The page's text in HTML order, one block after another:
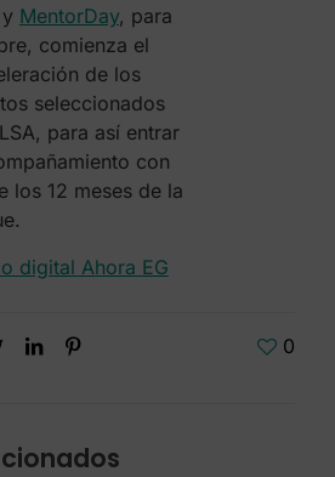
MentorDay, para
comienza el
de los
seleccionados
para así entrar
con
los 12 meses de la
digital Ahora EG
0